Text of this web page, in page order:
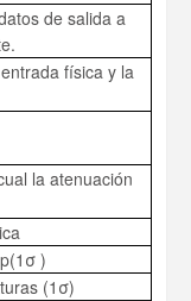
de salida a
física y la
la atenuación
)
(1σ)